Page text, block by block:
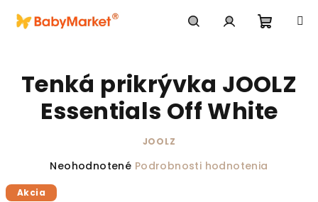
Tenká prikrývka JOOLZ
Essentials Off White
JOOLZ
Priemerné hodnotenie produktu je 0,0 z 5
Neohodnotené Podrobnosti hodnotenia
Akcia